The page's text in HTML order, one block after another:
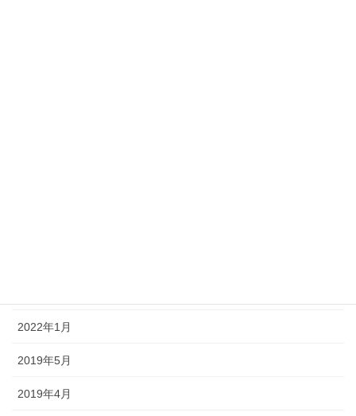
2022年1月
2019年5月
2019年4月